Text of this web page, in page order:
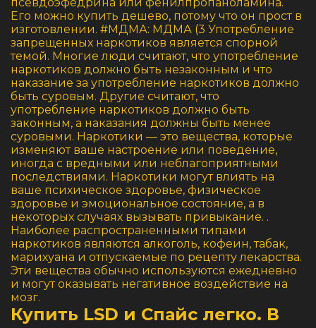
Его можно купить дешево, потому что он прост в
изготовлении. #МДМА: МДМА (3 Употребление
запрещенных наркотиков является спорной
темой. Многие люди считают, что употребление
наркотиков должно быть незаконным и что
наказание за употребление наркотиков должно
быть суровым. Другие считают, что
употребление наркотиков должно быть
законным, а наказания должны быть менее
суровыми. Наркотики — это вещества, которые
изменяют ваше настроение или поведение,
иногда с вредными или неблагоприятными
последствиями. Наркотики могут влиять на
ваше психическое здоровье, физическое
здоровье и эмоциональное состояние, а в
некоторых случаях вызывать привыкание. .
Наиболее распространенными типами
наркотиков являются алкоголь, кофеин, табак,
марихуана и отпускаемые по рецепту лекарства.
Эти вещества обычно используются ежедневно
и могут оказывать негативное воздействие на
мозг.
Купить LSD и Спайс легко. В